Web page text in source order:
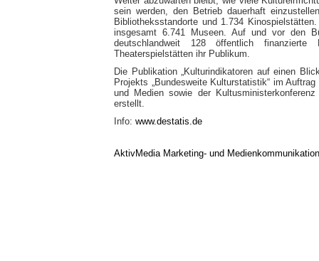
sein werden, den Betrieb dauerhaft
Bibliotheksstandorte und 1.734
insgesamt 6.741 Museen. Auf und vor den
deutschlandweit 128 öffentlich
Theaterspielstätten ihr Publikum.
Die Publikation „Kulturindikatoren auf einen
Projekts „Bundesweite Kulturstatistik“ im
und Medien sowie der
erstellt.
Info: www.destatis.de
AktivMedia Marketing- und